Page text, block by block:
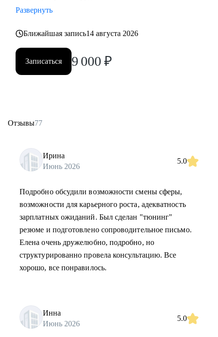
кейсами и аналитикой в сфере карьерного развития
Моя миссия — привести вас туда, где ваша деятельность
приносит не только финансовый результат, но и личное
Развернуть
Ближайшая запись14 августа 2026
Записаться 9 000 ₽
Отзывы77
Ирина
Июнь 2026
5.0
Подробно обсудили возможности смены сферы,
возможности для карьерного роста, адекватность
зарплатных ожиданий. Был сделан "тюнинг"
резюме и подготовлено сопроводительное письмо.
Елена очень дружелюбно, подробно, но
структурированно провела консультацию. Все
хорошо, все понравилось.
Инна
Июнь 2026
5.0